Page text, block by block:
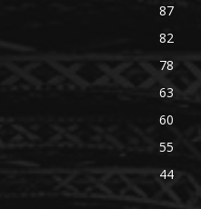
87
82
78
63
60
55
44